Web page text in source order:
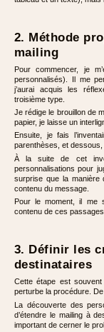
2. Méthode
mailing
Pour commencer, je
personnalisés). Il me
j’aurai acquis les
troisième type.
Je rédige le brouillon de
papier, je laisse un
Ensuite, je fais
parenthèses, et dessous,
À la suite de cet
personnalisations pour
surprise que la manière
contenu du message.
Pour le moment, il me
contenu de ces
3. Définir les
destinataires
Cette étape est
perturbe la procédure. De
La découverte des
d’étendre le mailing à
important de cerner le